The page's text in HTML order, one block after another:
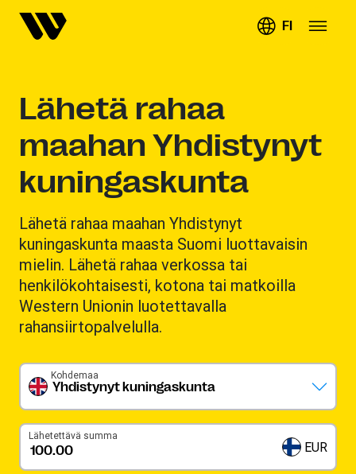
FI
Lähetä rahaa
maahan Yhdistynyt
kuningaskunta
Lähetä rahaa maahan Yhdistynyt
kuningaskunta maasta Suomi luottavaisin
mielin. Lähetä rahaa verkossa tai
henkilökohtaisesti, kotona tai matkoilla
Western Unionin luotettavalla
rahansiirtopalvelulla.
Yhdistynyt kuningaskunta
Kohdemaa
Lähetettävä summa
EUR